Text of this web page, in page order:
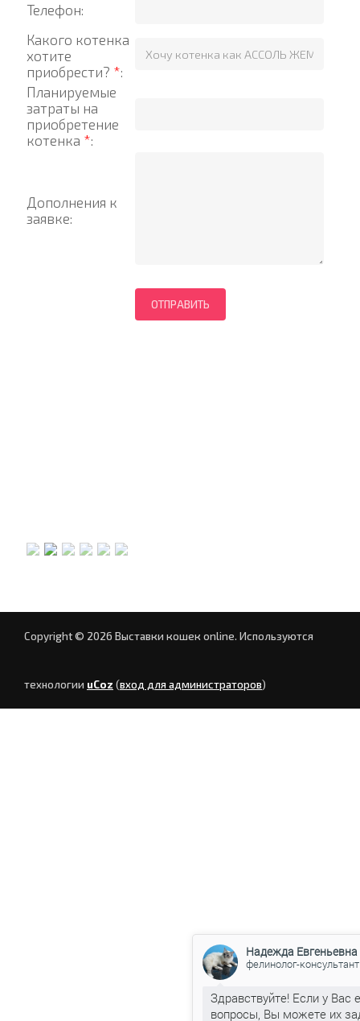
Телефон:
Какого котенка
хотите
приобрести? *:
Планируемые
затраты на
приобретение
котенка *:
Дополнения к
заявке:
Copyright © 2026 Выставки кошек online. Используются
технологии uCoz (вход для администраторов)
Надежда Евгеньевна
фелинолог-консультант
Здравствуйте! Если у Вас
вопросы, Вы можете их